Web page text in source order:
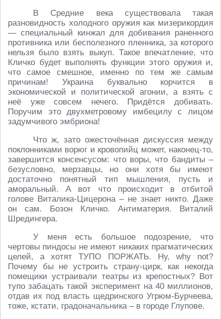
В Средние века существовала такая
разновидность холодного оружия как мизерикордия
— специальный кинжал для добивания раненного
противника или бесполезного пленника, за которого
нельзя было взять выкуп. Такое впечатление, что
Кличко будет выполнять функции этого оружия и,
что самое смешное, именно по тем же самым
причинам! Украина буквально корчится в
экономической и политической агонии, а взять с
неё уже совсем нечего. Придётся добивать.
Поручим это двухметровому имбецилу с лицом
задумчивого эмбриона!
Что ж, зато ожесточённая дискуссия между
поклонниками ворюг и кровопийц может, наконец-то,
завершится консенсусом: что воры, что бандиты –
безусловно, мерзавцы, но они хотя бы имеют
достаточно понятный тип мышления, пусть и
аморальный. А вот что происходит в отбитой
голове Виталика-Цицерона – не знает никто. Даже
он сам. Бозон Кличко. Антиматерия. Виталий
Шредингера.
У меня есть большое подозрение, что
чертовы пиндосы не имеют никаких прагматических
целей, а хотят ТУПО ПОРЖАТЬ. Ну, why not?
Почему бы не устроить страну-цирк, как некогда
помещики устраивали театры из крепостных? Вот
тупо забацать такой эксперимент на 40 миллионов,
отдав их под власть щедринского Угрюм-Бурчеева,
тоже, кстати, градоначальника – в городе Глупове.